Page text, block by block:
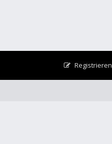
Registrieren